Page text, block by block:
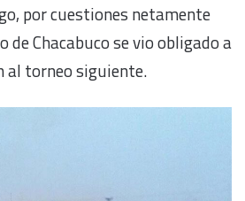
por cuestiones netamente
de Chacabuco se vio obligado a
al torneo siguiente.